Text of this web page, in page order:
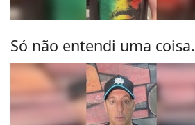
Só não entendi uma coisa.